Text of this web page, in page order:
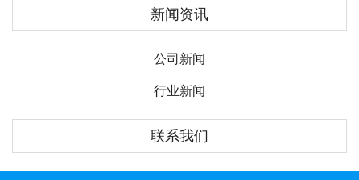
新闻资讯
公司新闻
行业新闻
联系我们